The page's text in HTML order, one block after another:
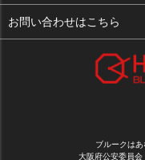
修理依頼
お気に入り
会社概要
お問い合わせはこちら
ブルークは
大阪府公安委員